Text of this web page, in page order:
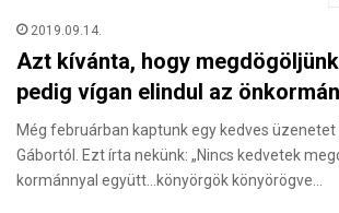
2019.09.14.
Azt kívánta, hogy
pedig vígan elindul az
Még februárban kaptunk egy kedves
Gábortól. Ezt írta nekünk: „Nincs kedvetek
kormánnyal együtt…könyörgök könyörögve…